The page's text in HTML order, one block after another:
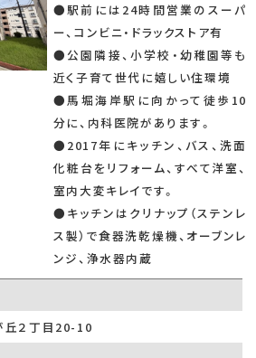
●駅前には24時間営業のスーパ
ー、コンビニ・ドラックストア有
●公園隣接、小学校・幼稚園等も
近く子育て世代に嬉しい住環境
●馬堀海岸駅に向かって徒歩10
分に、内科医院があります。
●2017年にキッチン、バス、洗面
化粧台をリフォーム、すべて洋室、
室内大変キレイです。
●キッチンはクリナップ（ステンレ
ス製）で食器洗乾燥機、オーブンレ
ンジ、浄水器内蔵
丘２丁目20-10